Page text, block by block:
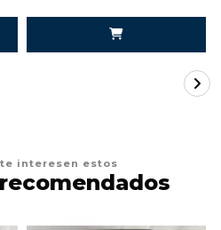
interesen estos